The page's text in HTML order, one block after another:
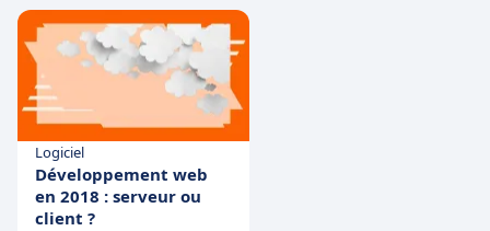
Logiciel
Développement web
en 2018 : serveur ou
client ?